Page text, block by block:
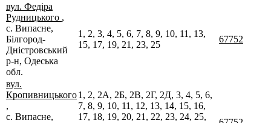
вул. Федіра
Рудницького ,
с. Випасне,
Білгород-
Дністровський
р-н, Одеська
обл.
1, 2, 3, 4, 5, 6, 7, 8, 9, 10, 11, 13,
15, 17, 19, 21, 23, 25
67752
вул.
Кропивницького
,
с. Випасне,
1, 2, 2А, 2Б, 2В, 2Г, 2Д, 3, 4, 5, 6,
7, 8, 9, 10, 11, 12, 13, 14, 15, 16,
17, 18, 19, 20, 21, 22, 23, 24, 25,